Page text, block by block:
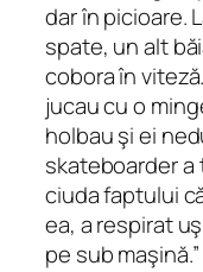
dar în picioare.
spate, un alt
cobora în
jucau cu o
holbau şi ei
skateboarder a
ciuda faptului
ea, a respirat
pe sub maşină.”